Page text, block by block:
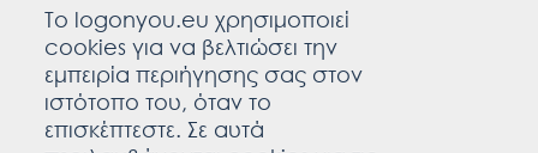
To logonyou.eu χρησιμοποιεί
cookies για να βελτιώσει την
εμπειρία περιήγησης σας στον
ιστότοπο του, όταν το
επισκέπτεστε. Σε αυτά